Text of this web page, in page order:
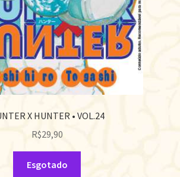
X HUNTER • VOL.24
R$29,90
Esgotado